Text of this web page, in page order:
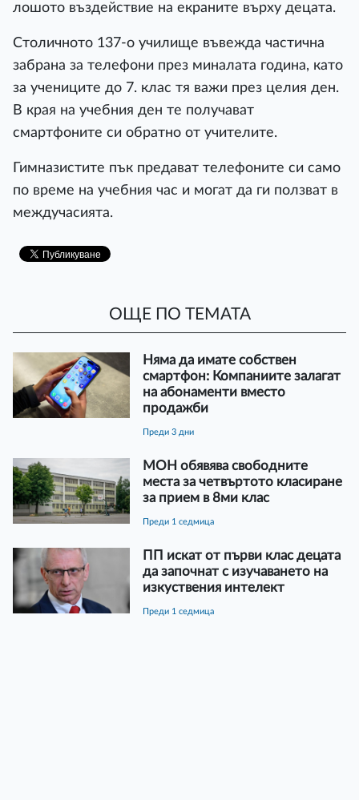
лошото въздействие на екраните върху децата.
Столичното 137-о училище въвежда частична
забрана за телефони през миналата година, като
за учениците до 7. клас тя важи през целия ден.
В края на учебния ден те получават
смартфоните си обратно от учителите.
Гимназистите пък предават телефоните си само
по време на учебния час и могат да ги ползват в
междучасията.
ОЩЕ ПО ТЕМАТА
Няма да имате собствен
смартфон: Компаниите залагат
на абонаменти вместо
продажби
преди 3 дни
МОН обявява свободните
места за четвъртото класиране
за прием в 8ми клас
преди 1 седмица
ПП искат от първи клас децата
да започнат с изучаването на
изкуствения интелект
преди 1 седмица